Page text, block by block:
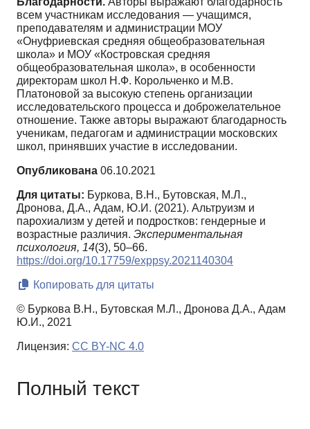
всем участникам исследования — учащимся,
преподавателям и администрации МОУ
«Онуфриевская средняя общеобразовательная
школа» и МОУ «Костровская средняя
общеобразовательная школа», в особенности
директорам школ Н.Ф. Корольченко и М.В.
Платоновой за высокую степень организации
исследовательского процесса и доброжелательное
отношение. Также авторы выражают благодарность
ученикам, педагогам и администрации московских
школ, принявших участие в исследовании.
Опубликована 06.10.2021
Для цитаты: Буркова, В.Н., Бутовская, М.Л.,
Дронова, Д.А., Адам, Ю.И. (2021). Альтруизм и
парохиализм у детей и подростков: гендерные и
возрастные различия. Экспериментальная
психология, 14(3), 50–66.
https://doi.org/10.17759/exppsy.2021140304
Копировать для цитаты
© Буркова В.Н., Бутовская М.Л., Дронова Д.А., Адам
Ю.И., 2021
Лицензия: CC BY-NC 4.0
Полный текст